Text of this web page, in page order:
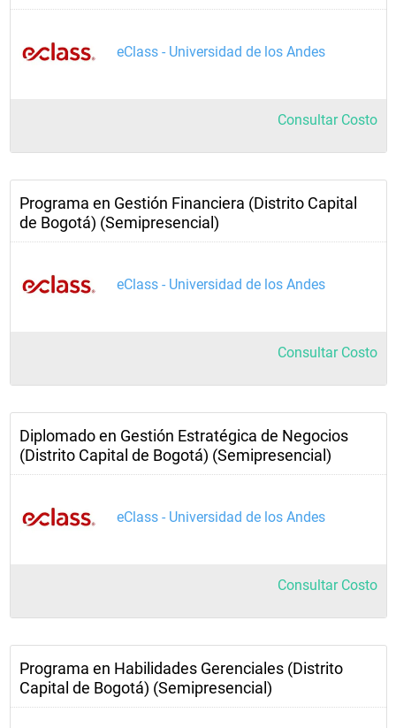
eClass - Universidad de los Andes
Consultar Costo
Programa en Gestión Financiera (Distrito Capital
de Bogotá) (Semipresencial)
eClass - Universidad de los Andes
Consultar Costo
Diplomado en Gestión Estratégica de Negocios
(Distrito Capital de Bogotá) (Semipresencial)
eClass - Universidad de los Andes
Consultar Costo
Programa en Habilidades Gerenciales (Distrito
Capital de Bogotá) (Semipresencial)